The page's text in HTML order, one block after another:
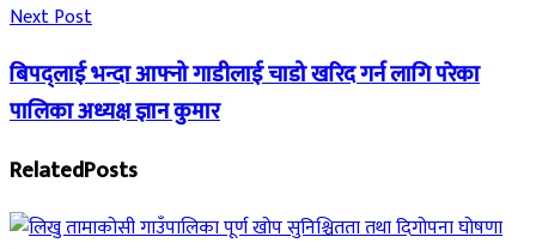
Next Post
बिपद्लाई भन्दा आफ्नो गाडीलाई चाडो खरिद गर्न लागि परेका
पालिका अध्यक्ष ज्ञान कुमार
RelatedPosts